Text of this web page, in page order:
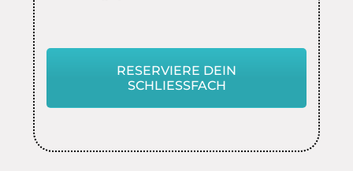
RESERVIERE DEIN
SCHLIESSFACH